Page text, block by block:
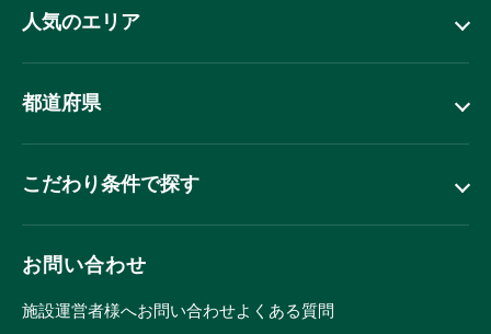
人気のエリア
都道府県
こだわり条件で探す
お問い合わせ
施設運営者様へお問い合わせよくある質問